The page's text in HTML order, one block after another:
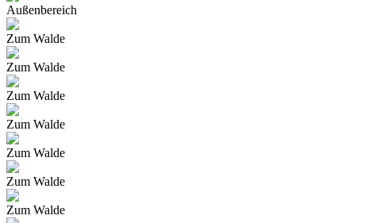
Außenbereich
Zum Walde
Zum Walde
Zum Walde
Zum Walde
Zum Walde
Zum Walde
Zum Walde